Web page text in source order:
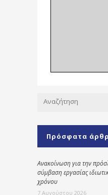
Πρόσφατα
Ανακοίνωση για την
σύμβαση εργασίας
χρόνου
7 Αυγούστου 2026